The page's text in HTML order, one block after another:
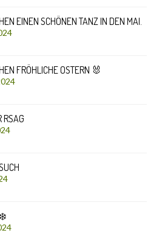
EINEN SCHÖNEN TANZ IN DEN MAI.
FRÖHLICHE OSTERN 🐰
RSAG